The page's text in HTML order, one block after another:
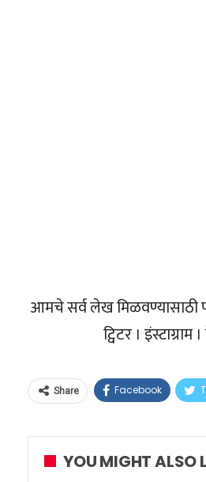
आमचे सर्व लेख मिळवण्यासाठी
ट्विटर । इंस्टाग्राम
Share Facebook
YOU MIGHT ALSO